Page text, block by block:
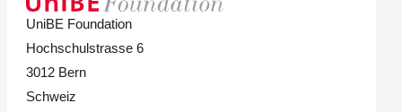
UniBE Foundation
Hochschulstrasse 6
3012 Bern
Schweiz